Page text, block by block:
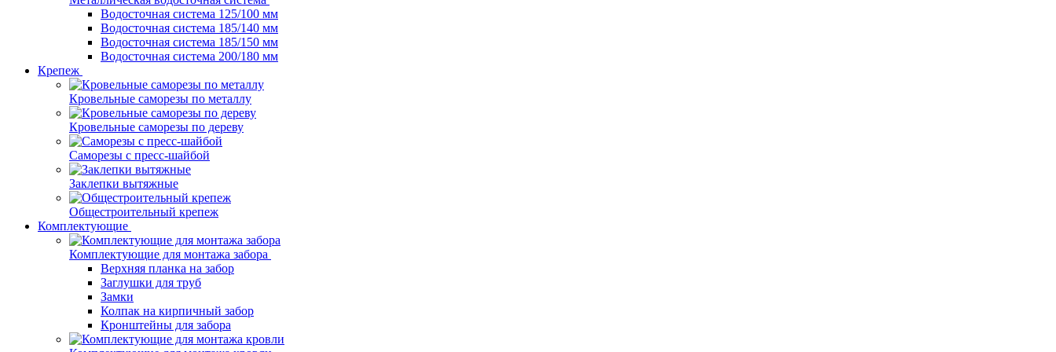
Водосточная система 125/100 мм
Водосточная система 185/140 мм
Водосточная система 185/150 мм
Водосточная система 200/180 мм
Крепеж
Кровельные саморезы по металлу
Кровельные саморезы по дереву
Саморезы с пресс-шайбой
Заклепки вытяжные
Общестроительный крепеж
Комплектующие
Комплектующие для монтажа забора
Верхняя планка на забор
Заглушки для труб
Замки
Колпак на кирпичный забор
Кронштейны для забора